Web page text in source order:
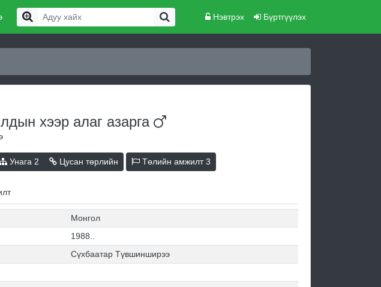
Нэвтрэх Бүртгүүлэх
хээр алаг азарга
Унага 2 Цусан төрлийн Төлийн амжилт3
Монгол
1988..
Сүхбаатар Түвшинширээ